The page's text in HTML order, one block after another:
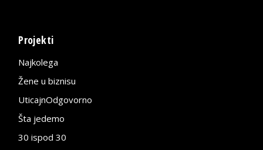
Projekti
Najkolega
Žene u biznisu
UticajnOdgovorno
Šta jedemo
30 ispod 30